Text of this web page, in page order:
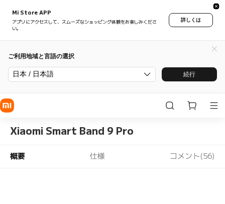
Mi Store APP
アプリにアクセスして、スムーズなショッピング体験をお楽しみくださ
い。
詳しくは
ご利用地域と言語の選択
日本 / 日本語 続行
Xiaomi Smart Band 9 Pro
概要 仕様 コメント(56)